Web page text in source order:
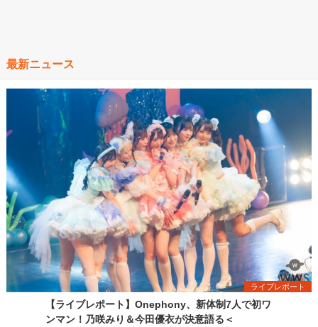
最新ニュース
ライブレポート
【ライブレポート】Onephony、新体制7人で初ワ
ンマン！乃咲みり＆今田優衣が決意語る＜